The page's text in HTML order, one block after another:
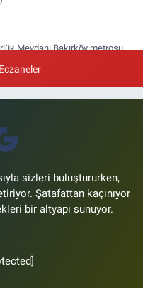
Meydanı,Bakırköy metrosu
Baba'nın Bir Alt
sizleri buluştururken,
Şatafattan kaçınıyor
bir altyapı sunuyor.